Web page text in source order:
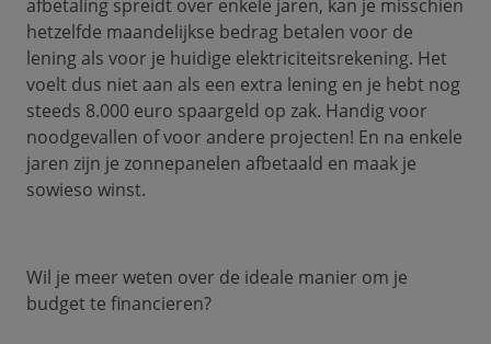
afbetaling spreidt over enkele jaren, kan je misschien
hetzelfde maandelijkse bedrag betalen voor de
lening als voor je huidige elektriciteitsrekening. Het
voelt dus niet aan als een extra lening en je hebt nog
steeds 8.000 euro spaargeld op zak. Handig voor
noodgevallen of voor andere projecten! En na enkele
jaren zijn je zonnepanelen afbetaald en maak je
sowieso winst.
Wil je meer weten over de ideale manier om je
budget te financieren?